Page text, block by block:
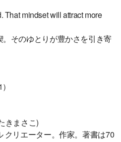
That mindset will attract more
。そのゆとりが豊かさを引き寄
きまさこ)
クリエーター。作家。著書は70